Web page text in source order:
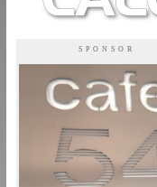
SPONSOR